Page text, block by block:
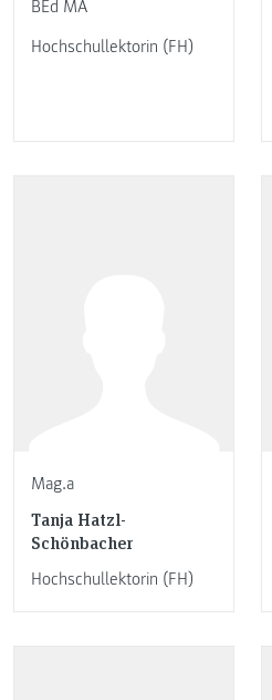
BEd MA
Hochschullektorin (FH)
Mag.a
Tanja Hatzl-
Schönbacher
Hochschullektorin (FH)